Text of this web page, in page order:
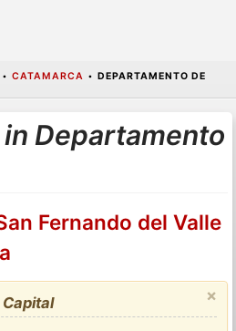
• CATAMARCA • DEPARTAMENTO DE
Departamento
Fernando del Valle
×